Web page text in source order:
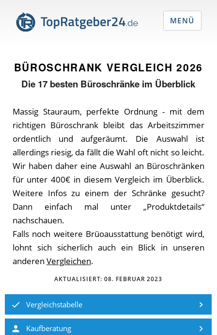
BÜROSCHRANK VERGLEICH 2026
Die 17 besten Büroschränke im Überblick
Massig Stauraum, perfekte Ordnung - mit dem
richtigen Büroschrank bleibt das Arbeitszimmer
ordentlich und aufgeräumt. Die Auswahl ist
allerdings riesig, da fällt die Wahl oft nicht so leicht.
Wir haben daher eine Auswahl an Büroschränken
für unter 400€ in diesem Vergleich im Überblick.
Weitere Infos zu einem der Schränke gesucht?
Dann einfach mal unter „Produktdetails“
nachschauen.
Falls noch weitere Brüoausstattung benötigt wird,
lohnt sich sicherlich auch ein Blick in unseren
anderen Vergleichen.
AKTUALISIERT:08. FEBRUAR 2023
Vergleichstabelle
Kaufberatung
MENÜ